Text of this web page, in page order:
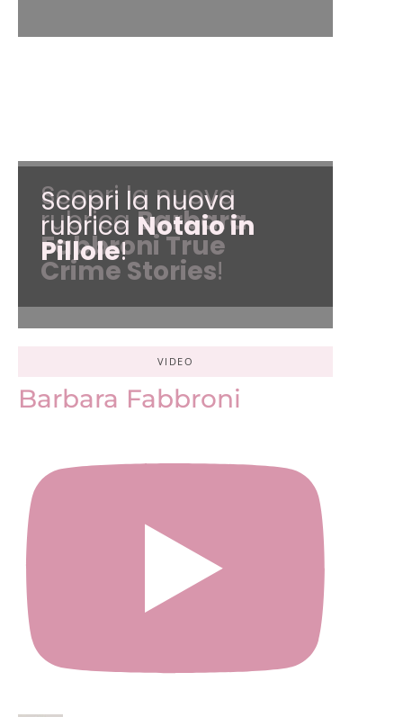
Scopri la nuova
rubricaBarbara
Fabbroni True
Crime Stories!
Scopri la nuova
rubrica Notaio in
Pillole!
VIDEO
Barbara Fabbroni